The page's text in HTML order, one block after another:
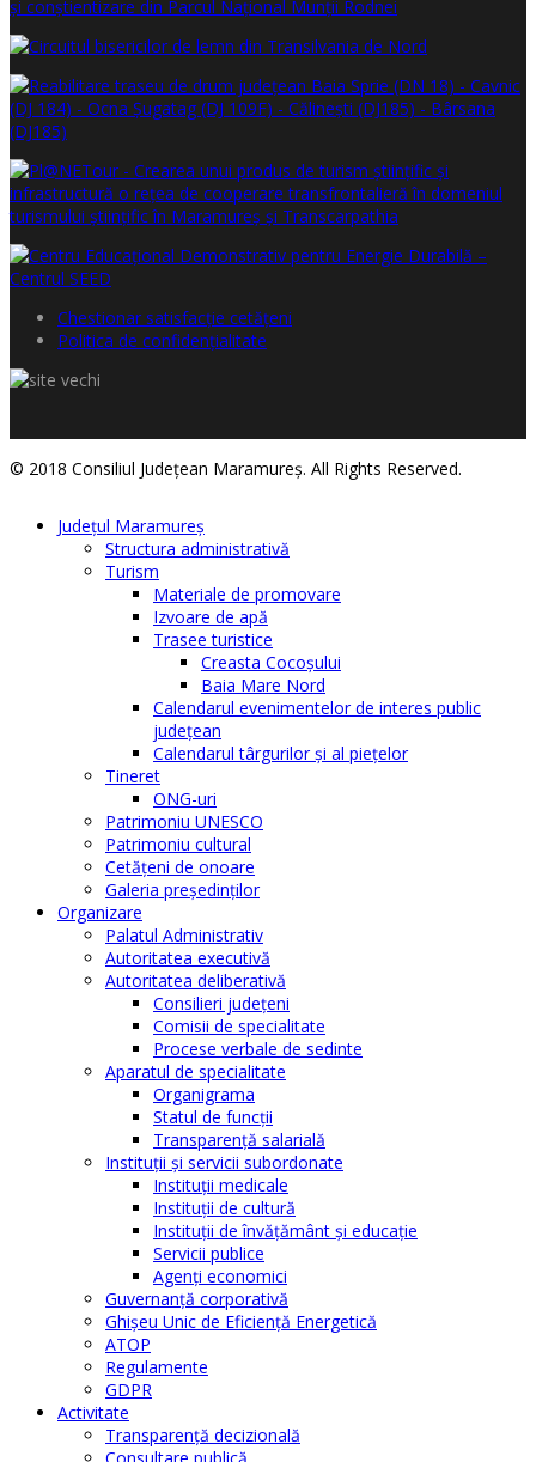
Chestionar satisfacţie cetăţeni
Politica de confidențialitate
© 2018 Consiliul Judeţean Maramureş. All Rights Reserved.
Judeţul Maramureş
Structura administrativă
Turism
Materiale de promovare
Izvoare de apă
Trasee turistice
Creasta Cocoșului
Baia Mare Nord
Calendarul evenimentelor de interes public
judeţean
Calendarul târgurilor şi al pieţelor
Tineret
ONG-uri
Patrimoniu UNESCO
Patrimoniu cultural
Cetăţeni de onoare
Galeria președinților
Organizare
Palatul Administrativ
Autoritatea executivă
Autoritatea deliberativă
Consilieri judeţeni
Comisii de specialitate
Procese verbale de sedinte
Aparatul de specialitate
Organigrama
Statul de funcții
Transparență salarială
Instituţii şi servicii subordonate
Instituţii medicale
Instituţii de cultură
Instituţii de învăţământ şi educaţie
Servicii publice
Agenţi economici
Guvernanță corporativă
Ghişeu Unic de Eficienţă Energetică
ATOP
Regulamente
GDPR
Activitate
Transparenţă decizională